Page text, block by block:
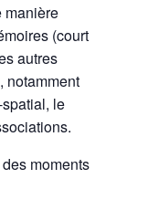
manière
(court
autres
notamment
le
moments